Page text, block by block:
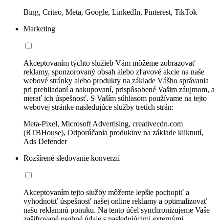
Bing, Criteo, Meta, Google, LinkedIn, Pinterest, TikTok
Marketing
Akceptovaním týchto služieb Vám môžeme zobrazovať
reklamy, sponzorovaný obsah alebo zľavové akcie na naše
webové stránky alebo produkty na základe Vášho správania
pri prehliadaní a nakupovaní, prispôsobené Vašim záujmom, a
merať ich úspešnosť. S Vaším súhlasom používame na tejto
webovej stránke nasledujúce služby tretích strán:
Meta-Pixel, Microsoft Advertising, creativecdn.com
(RTBHouse), Odporúčania produktov na základe kliknutí,
Ads Defender
Rozšírené sledovanie konverzií
Akceptovaním tejto služby môžeme lepšie pochopiť a
vyhodnotiť úspešnosť našej online reklamy a optimalizovať
našu reklamnú ponuku. Na tento účel synchronizujeme Vaše